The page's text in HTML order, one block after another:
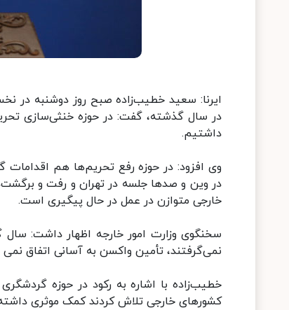
در سال گذشته، گفت: در حوزه خنثی‌سازی
داشتیم.
وی افزود: در حوزه رفع تحریم‌ها هم
در وین و صدها جلسه در تهران و رفت و
خارجی متوازن در عمل در حال پیگیری است.
سخنگوی وزارت امور خارجه اظهار داشت:
نمی‌گرفتند، تأمین واکسن به آسانی اتفاق نمی
خطیب‌زاده با اشاره به رکود در حوزه
کشورهای خارجی تلاش کردند کمک موثری